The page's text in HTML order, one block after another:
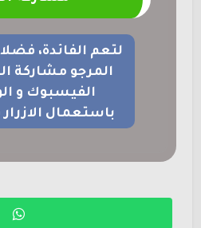
لتعم الفائدة،
المرجو مشاركة
الفيسبوك و
باستعمال